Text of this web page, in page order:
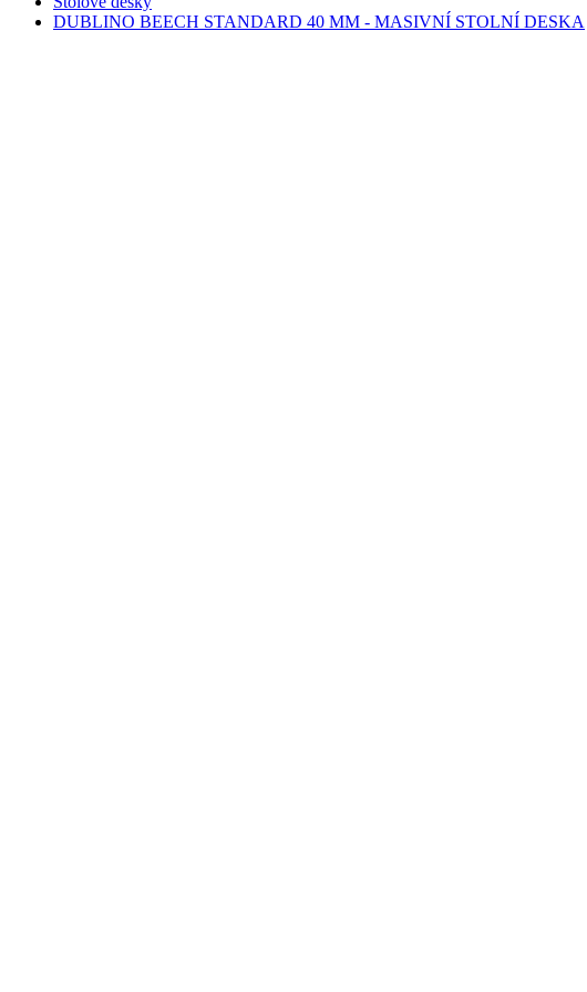
DUBLINO BEECH STANDARD 40 MM - MASIVNÍ STOLNÍ DESKA